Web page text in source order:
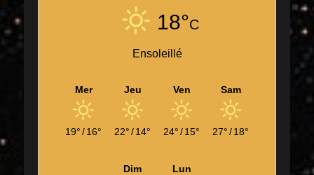
18°C
Ensoleillé
Mer
19°/16°
Jeu
22°/14°
Ven
24°/15°
Sam
27°/18°
Dim Lun